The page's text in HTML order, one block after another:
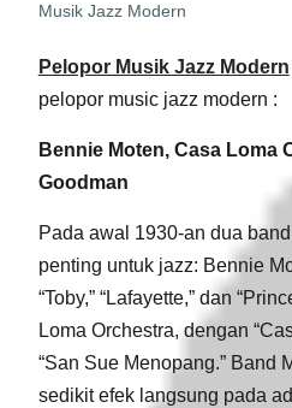
Musik Jazz Modern
Pelopor Musik Jazz Modern
pelopor music jazz modern :
Bennie Moten, Casa Loma
Goodman
Pada awal 1930-an dua
penting untuk jazz: Bennie
“Toby,” “Lafayette,” dan
Loma Orchestra, dengan
“San Sue Menopang.” Band
sedikit efek langsung pada